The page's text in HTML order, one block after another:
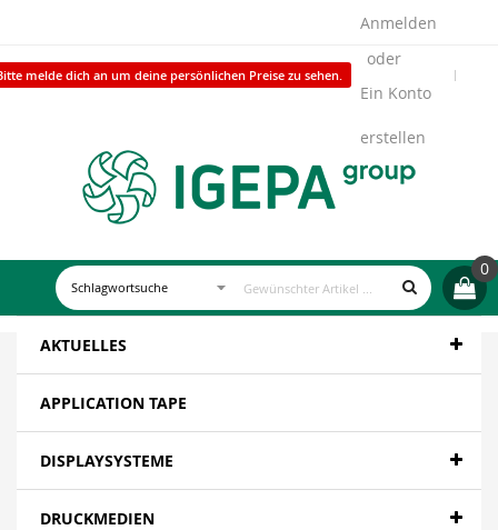
melde dich an um deine persönlichen Preise zu sehen.
Anmelden
Ein Konto
erstellen
0
AKTUELLES
APPLICATION TAPE
DISPLAYSYSTEME
DRUCKMEDIEN